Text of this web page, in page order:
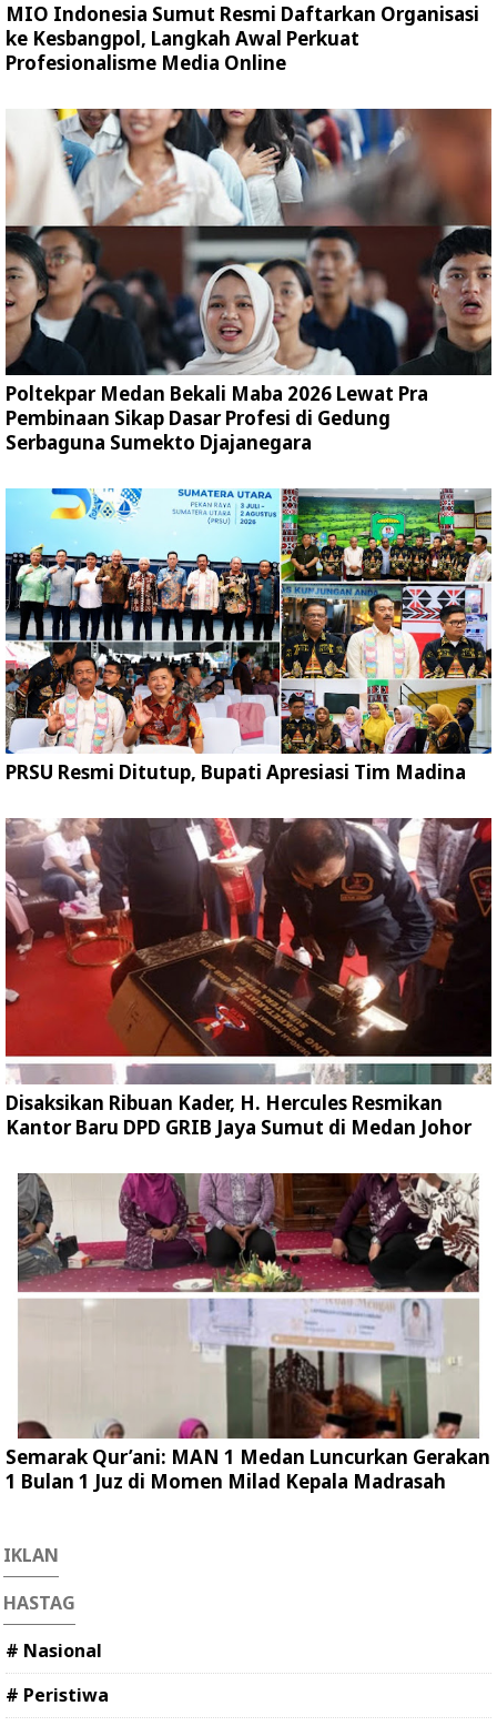
MIO Indonesia Sumut Resmi Daftarkan Organisasi
ke Kesbangpol, Langkah Awal Perkuat
Profesionalisme Media Online
Poltekpar Medan Bekali Maba 2026 Lewat Pra
Pembinaan Sikap Dasar Profesi di Gedung
Serbaguna Sumekto Djajanegara
PRSU Resmi Ditutup, Bupati Apresiasi Tim Madina
Disaksikan Ribuan Kader, H. Hercules Resmikan
Kantor Baru DPD GRIB Jaya Sumut di Medan Johor
Semarak Qur’ani: MAN 1 Medan Luncurkan Gerakan
1 Bulan 1 Juz di Momen Milad Kepala Madrasah
IKLAN
HASTAG
# Nasional
# Peristiwa